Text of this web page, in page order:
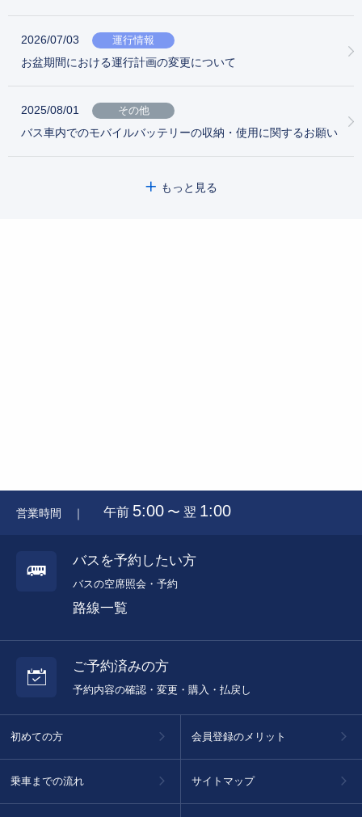
2026/07/03 運行情報
お盆期間における運行計画の変更について
2025/08/01 その他
バス車内でのモバイルバッテリーの収納・使用に関するお願い
営業時間 ｜ 午前 5:00 〜 翌 1:00
バスを予約したい方
バスの空席照会・予約
路線一覧
ご予約済みの方
予約内容の確認・変更・購入・払戻し
初めての方
乗車までの流れ
会員登録のメリット
サイトマップ